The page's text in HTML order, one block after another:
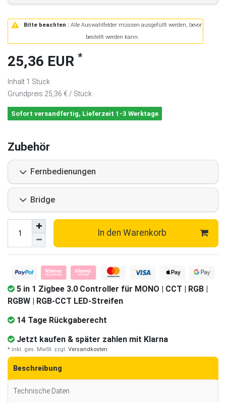
Bitte beachten :Alle Auswahlfelder müssen ausgefüllt werden, bevor
bestellt werden kann.
25,36 EUR *
Inhalt 1 Stück
Grundpreis 25,36 € / Stück
Sofort versandfertig, Lieferzeit 1-3 Werktage
Zubehör
Fernbedienungen
Bridge
In den Warenkorb
5 in 1 Zigbee 3.0 Controller für MONO | CCT | RGB |
RGBW | RGB-CCT LED-Streifen
14 Tage Rückgaberecht
Jetzt kaufen & später zahlen mit Klarna
* inkl. ges. MwSt. zzgl. Versandkosten
Beschreibung
Technische Daten